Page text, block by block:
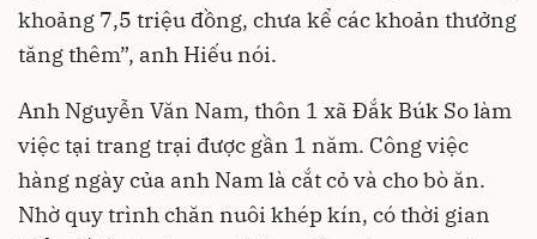
khoảng 7,5 triệu đồng, chưa kể các khoản thưởng
tăng thêm”, anh Hiếu nói.
Anh Nguyễn Văn Nam, thôn 1 xã Đắk Búk So làm
việc tại trang trại được gần 1 năm. Công việc
hàng ngày của anh Nam là cắt cỏ và cho bò ăn.
Nhờ quy trình chăn nuôi khép kín, có thời gian